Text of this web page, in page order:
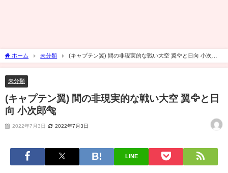
ホーム 未分類
(キャプテン翼) 間の非現実的な戦い大空 翼🦅と日向 小次郎
🐅
未分類
(キャプテン翼) 間の非現実的な戦い大空 翼🦅と日
向 小次郎🐅
2022年7月3日 2022年7月3日
LINE